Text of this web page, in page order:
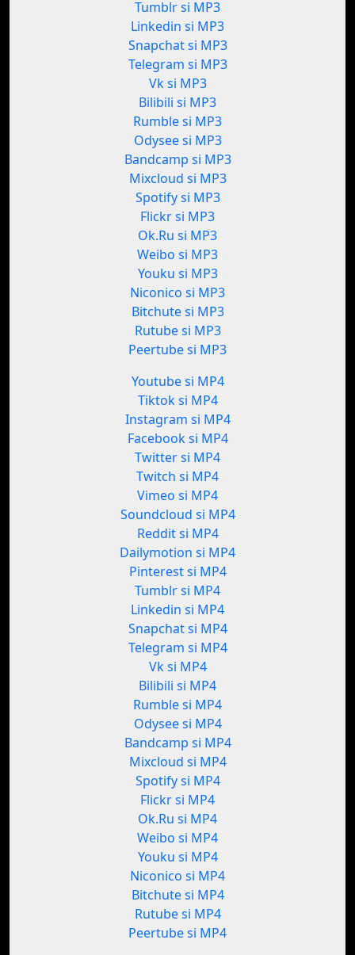
Tumblr si MP3
Linkedin si MP3
Snapchat si MP3
Telegram si MP3
Vk si MP3
Bilibili si MP3
Rumble si MP3
Odysee si MP3
Bandcamp si MP3
Mixcloud si MP3
Spotify si MP3
Flickr si MP3
Ok.Ru si MP3
Weibo si MP3
Youku si MP3
Niconico si MP3
Bitchute si MP3
Rutube si MP3
Peertube si MP3
Youtube si MP4
Tiktok si MP4
Instagram si MP4
Facebook si MP4
Twitter si MP4
Twitch si MP4
Vimeo si MP4
Soundcloud si MP4
Reddit si MP4
Dailymotion si MP4
Pinterest si MP4
Tumblr si MP4
Linkedin si MP4
Snapchat si MP4
Telegram si MP4
Vk si MP4
Bilibili si MP4
Rumble si MP4
Odysee si MP4
Bandcamp si MP4
Mixcloud si MP4
Spotify si MP4
Flickr si MP4
Ok.Ru si MP4
Weibo si MP4
Youku si MP4
Niconico si MP4
Bitchute si MP4
Rutube si MP4
Peertube si MP4